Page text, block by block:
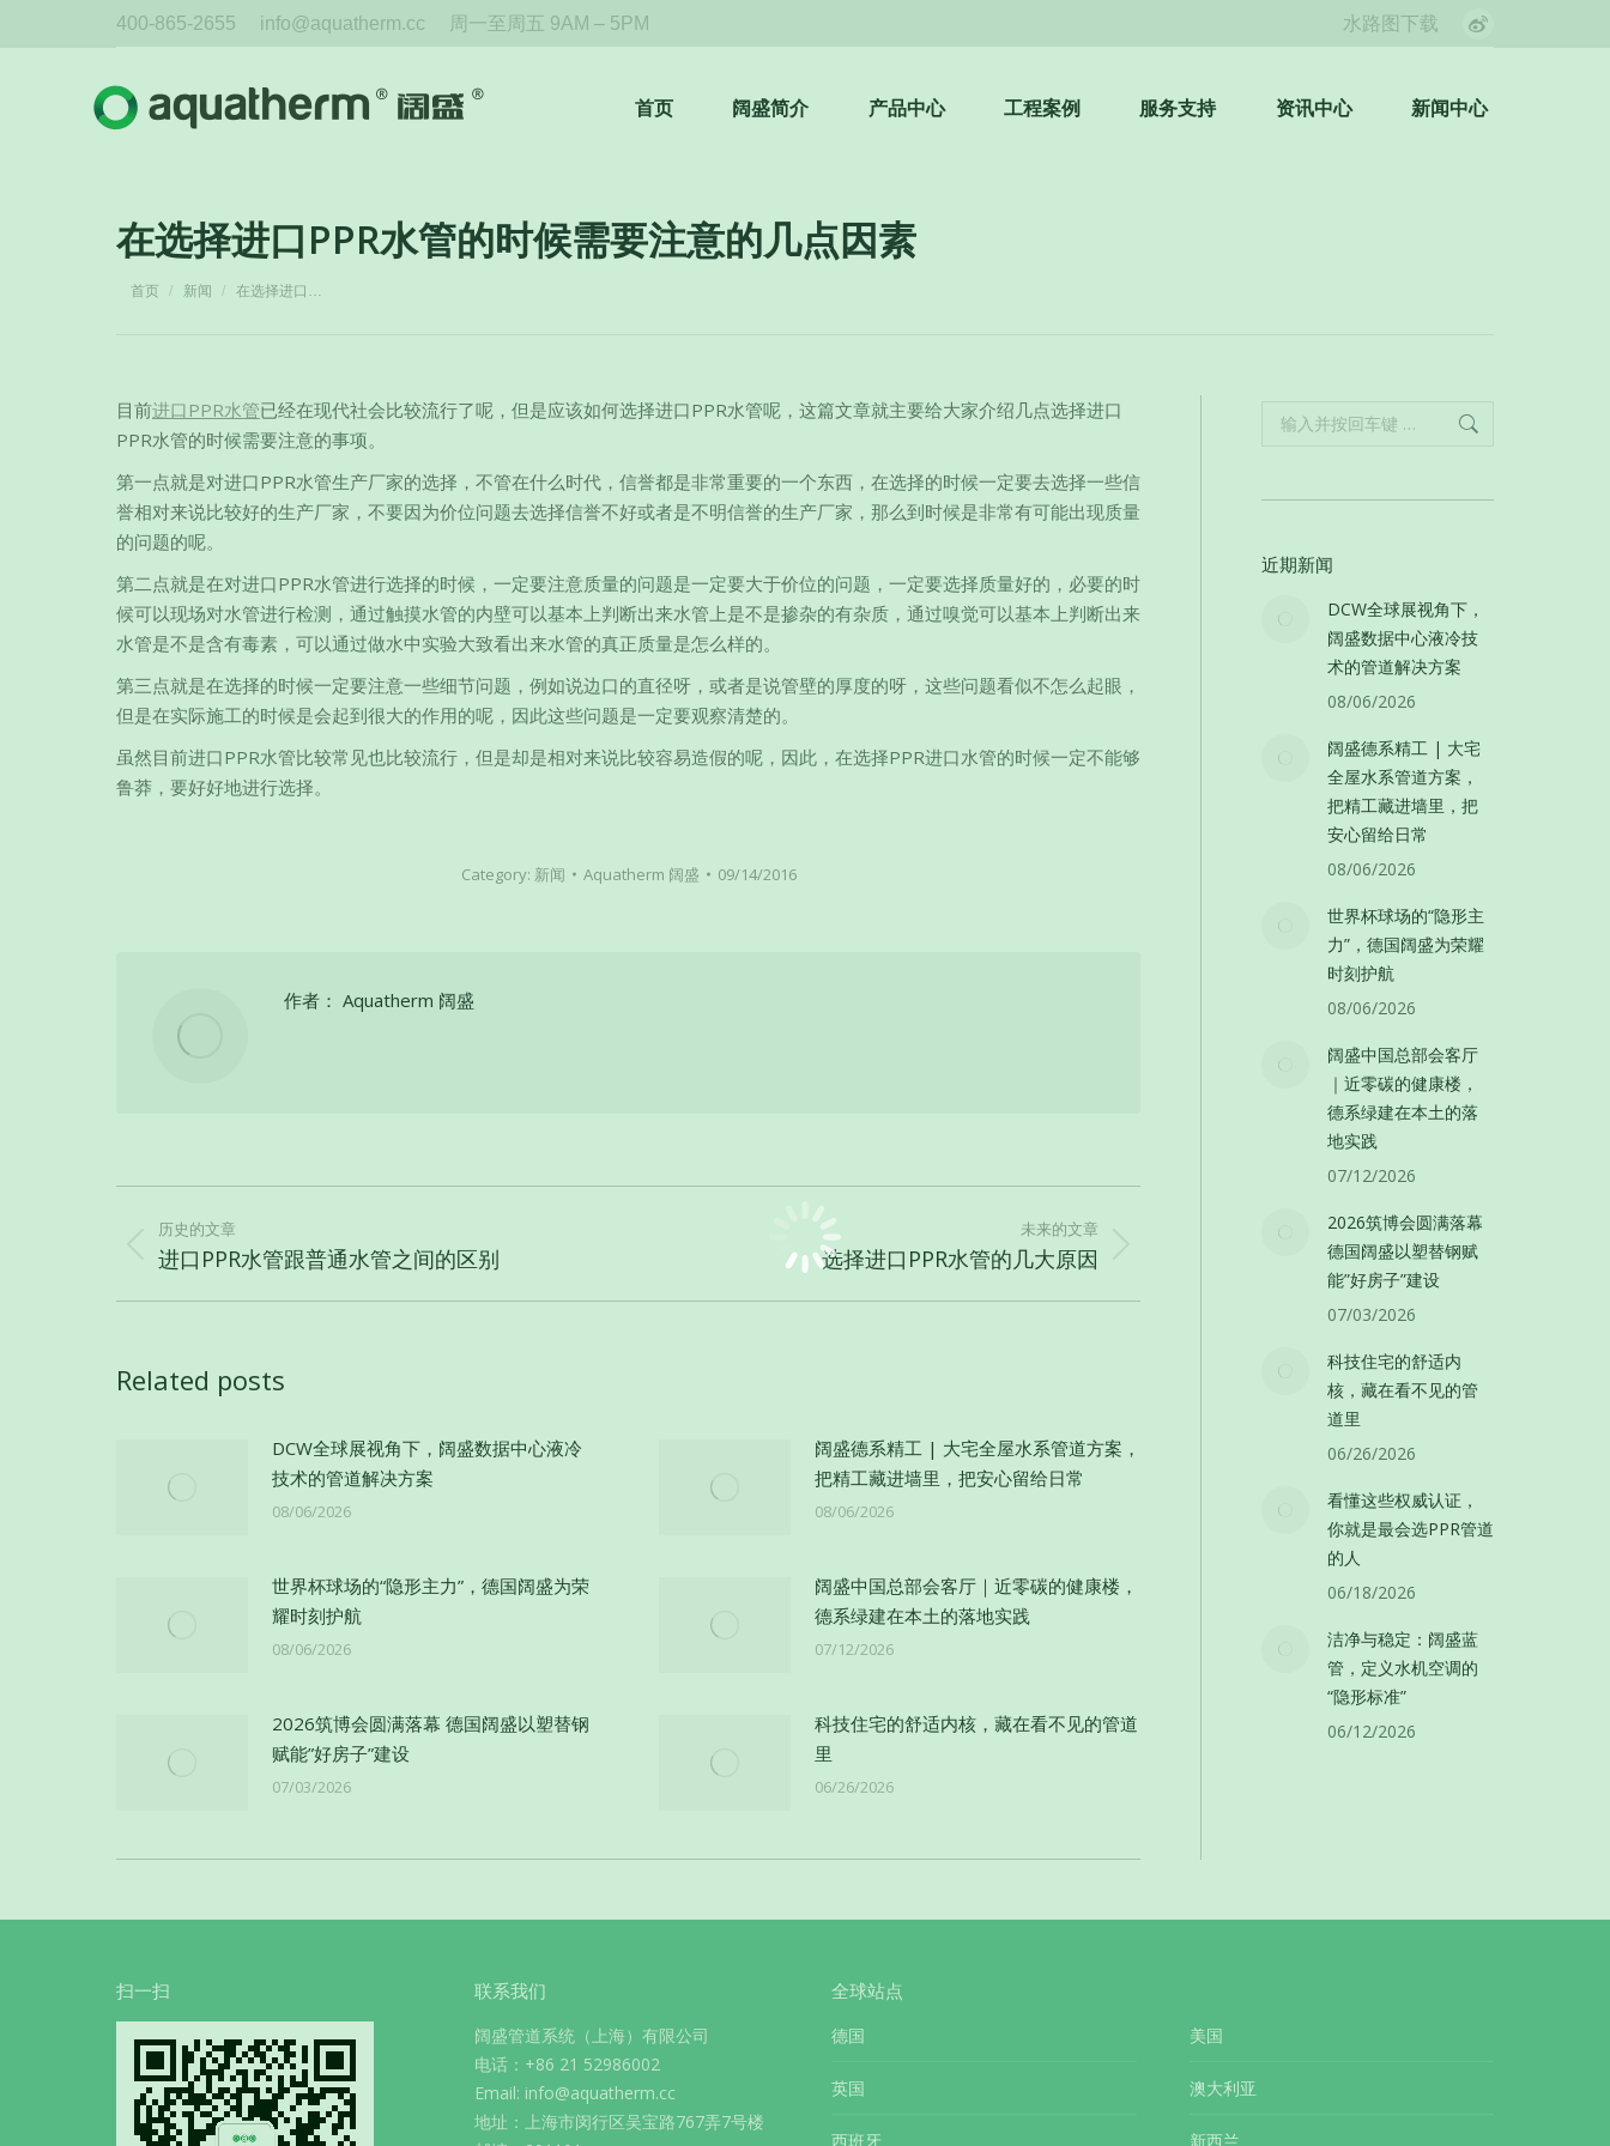
400-865-2655 info@aquatherm.cc 周一至周五 9AM – 5PM 水路图下载
Weibo
opens
首页 阔盛简介 产品中心 工程案例 服务支持 资讯中心 新闻中心
在选择进口PPR水管的时候需要注意的几点因素
您在这里：
首页 新闻 在选择进口…
目前进口PPR水管已经在现代社会比较流行了呢，但是应该如何选择进口PPR水管呢，这篇文章就主要给大家介绍几点选择进口
PPR水管的时候需要注意的事项。
第一点就是对进口PPR水管生产厂家的选择，不管在什么时代，信誉都是非常重要的一个东西，在选择的时候一定要去选择一些信
誉相对来说比较好的生产厂家，不要因为价位问题去选择信誉不好或者是不明信誉的生产厂家，那么到时候是非常有可能出现质量
的问题的呢。
第二点就是在对进口PPR水管进行选择的时候，一定要注意质量的问题是一定要大于价位的问题，一定要选择质量好的，必要的时
候可以现场对水管进行检测，通过触摸水管的内壁可以基本上判断出来水管上是不是掺杂的有杂质，通过嗅觉可以基本上判断出来
水管是不是含有毒素，可以通过做水中实验大致看出来水管的真正质量是怎么样的。
第三点就是在选择的时候一定要注意一些细节问题，例如说边口的直径呀，或者是说管壁的厚度的呀，这些问题看似不怎么起眼，
但是在实际施工的时候是会起到很大的作用的呢，因此这些问题是一定要观察清楚的。
虽然目前进口PPR水管比较常见也比较流行，但是却是相对来说比较容易造假的呢，因此，在选择PPR进口水管的时候一定不能够
鲁莽，要好好地进行选择。
Category: 新闻 Aquatherm 阔盛 09/14/2016
作者： Aquatherm 阔盛
航
历史的文章
历
章：
进口PPR水管跟普通水管之间的区别
未来的文章
选择进口PPR水管的几大原因
Related posts
DCW全球展视角下，阔盛数据中心液冷
技术的管道解决方案
08/06/2026
阔盛德系精工 | 大宅全屋水系管道方案，
把精工藏进墙里，把安心留给日常
08/06/2026
世界杯球场的“隐形主力”，德国阔盛为荣
耀时刻护航
08/06/2026
阔盛中国总部会客厅｜近零碳的健康楼，
德系绿建在本土的落地实践
07/12/2026
2026筑博会圆满落幕 德国阔盛以塑替钢
赋能”好房子”建设
07/03/2026
科技住宅的舒适内核，藏在看不见的管道
里
06/26/2026
Search:
近期新闻
DCW全球展视角下，
阔盛数据中心液冷技
术的管道解决方案
08/06/2026
阔盛德系精工 | 大宅
全屋水系管道方案，
把精工藏进墙里，把
安心留给日常
08/06/2026
世界杯球场的“隐形主
力”，德国阔盛为荣耀
时刻护航
08/06/2026
阔盛中国总部会客厅
｜近零碳的健康楼，
德系绿建在本土的落
地实践
07/12/2026
2026筑博会圆满落幕
德国阔盛以塑替钢赋
能”好房子”建设
07/03/2026
科技住宅的舒适内
核，藏在看不见的管
道里
06/26/2026
看懂这些权威认证，
你就是最会选PPR管道
的人
06/18/2026
洁净与稳定：阔盛蓝
管，定义水机空调的
“隐形标准”
06/12/2026
扫一扫 联系我们
阔盛管道系统（上海）有限公司
电话：+86 21 52986002
Email: info@aquatherm.cc
地址：上海市闵行区吴宝路767弄7号楼
全球站点
德国
英国
西班牙
美国
澳大利亚
新西兰